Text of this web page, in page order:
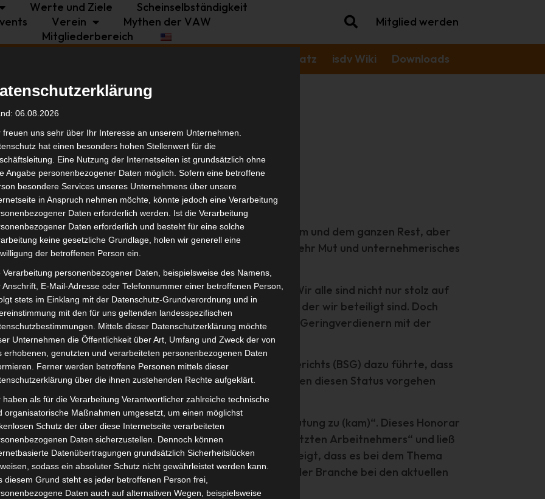
Werte und Ziele
Scheinselbständigkeit
Verein
Mythen der VAW
Mitgliederbereich
Mitglied werden
Tagessatz isdv Wiki Downloads
Tagessatz
allumfassende Frage nach dem Leben, dem Universum und dem ganzen Rest, aber
nicht unerheblich. Ein Plädoyer für mehr Mut und unternehmerisches
unsere Branche stark von vielen anderen unterscheidet. Wir alle sind nicht nur stolz auf
Konzert, auf jede Konferenz, jede Veranstaltung an der wir beteiligt sind. Doch
mit dafür gesorgt hat, dass wir uns selbst in die Rolle von Geringverdienern mit der
Urteil (B 12 R 7/15R) des 12. Senats des Bundessozialgerichts (BSG) dazu führte, dass
eingestufter Heilpädagoge erfolgreich gegen diesen Status vorgehen
im Rahmen der Einzelumstände eine besondere Bedeutung zu (kam)“. Dieses Honorar
über dem Arbeitsentgelt eines vergleichbar eingesetzten Arbeitnehmers“ und ließ
Indiz für eine selbstständige Tätigkeit“. Dies zeigt, dass es bei dem Thema
zu beachten gibt. Leider sind die meisten SEUs in der Branche bei den aktuellen
entfernt.
06.08.2026
freuen uns sehr über Ihr Interesse an unserem Unternehmen.
hat einen besonders hohen Stellenwert für die
Eine Nutzung der Internetseiten ist grundsätzlich ohne
Angabe personenbezogener Daten möglich. Sofern eine betroffene
besondere Services unseres Unternehmens über unsere
in Anspruch nehmen möchte, könnte jedoch eine Verarbeitung
Daten erforderlich werden. Ist die Verarbeitung
Daten erforderlich und besteht für eine solche
keine gesetzliche Grundlage, holen wir generell eine
der betroffenen Person ein.
Verarbeitung personenbezogener Daten, beispielsweise des Namens,
Anschrift, E-Mail-Adresse oder Telefonnummer einer betroffenen Person,
stets im Einklang mit der Datenschutz-Grundverordnung und in
mit den für uns geltenden landesspezifischen
Mittels dieser Datenschutzerklärung möchte
Unternehmen die Öffentlichkeit über Art, Umfang und Zweck der von
erhobenen, genutzten und verarbeiteten personenbezogenen Daten
Ferner werden betroffene Personen mittels dieser
über die ihnen zustehenden Rechte aufgeklärt.
haben als für die Verarbeitung Verantwortlicher zahlreiche technische
organisatorische Maßnahmen umgesetzt, um einen möglichst
Schutz der über diese Internetseite verarbeiteten
Daten sicherzustellen. Dennoch können
Datenübertragungen grundsätzlich Sicherheitslücken
sodass ein absoluter Schutz nicht gewährleistet werden kann.
diesem Grund steht es jeder betroffenen Person frei,
Daten auch auf alternativen Wegen, beispielsweise